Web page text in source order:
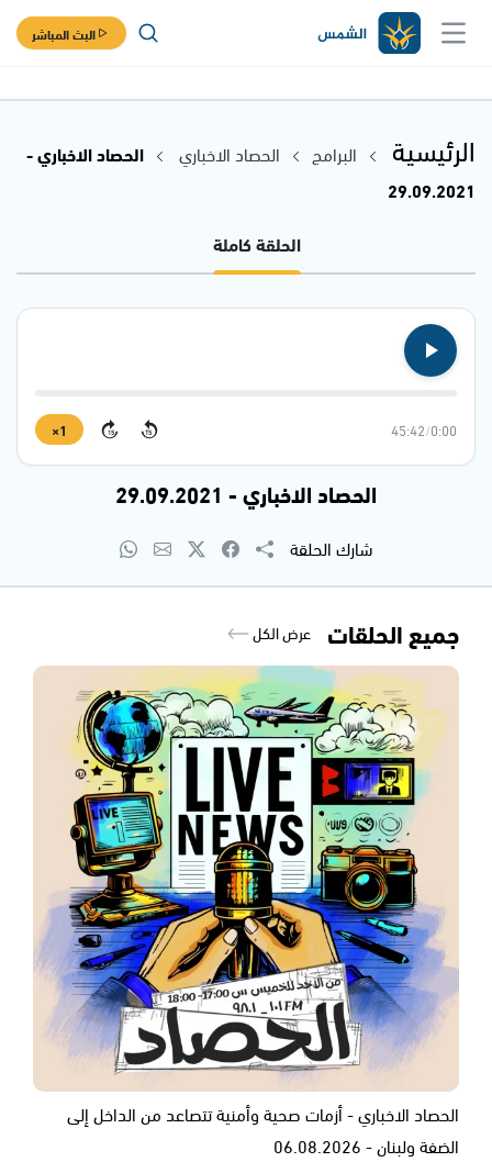
البث المباشر
الرئيسية البرامج الحصاد الاخباري
الحصاد الاخباري -
29.09.2021
الحلقة كاملة
0:00
/
45:42
15
15
1×
الحصاد الاخباري - 29.09.2021
شارك الحلقة
جميع الحلقات عرض الكل
الحصاد الاخباري - أزمات صحية وأمنية تتصاعد من الداخل إلى
الضفة ولبنان - 06.08.2026